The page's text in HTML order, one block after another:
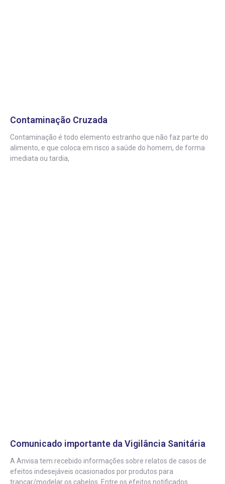
Contaminação Cruzada
Contaminação é todo elemento estranho que não faz parte do
alimento, e que coloca em risco a saúde do homem, de forma
imediata ou tardia,
Comunicado importante da Vigilância Sanitária
A Anvisa tem recebido informações sobre relatos de casos de
efeitos indesejáveis ocasionados por produtos para
trançar/modelar os cabelos. Entre os efeitos notificados